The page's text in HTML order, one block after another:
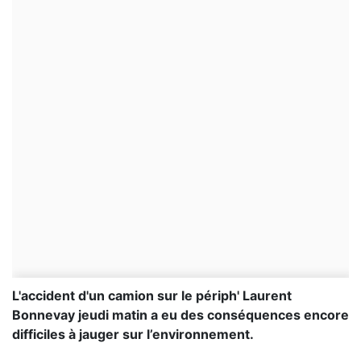
L'accident d'un camion sur le périph' Laurent
Bonnevay jeudi matin a eu des conséquences encore
difficiles à jauger sur l’environnement.